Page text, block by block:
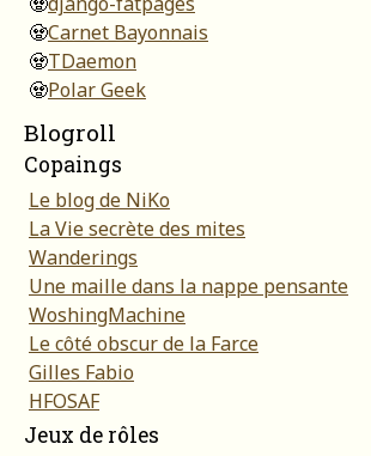
🧟Carnet Bayonnais
🧟TDaemon
🧟Polar Geek
Blogroll
Copaings
Le blog de NiKo
La Vie secrète des mites
Wanderings
Une maille dans la nappe pensante
WoshingMachine
Le côté obscur de la Farce
Gilles Fabio
HFOSAF
Jeux de rôles